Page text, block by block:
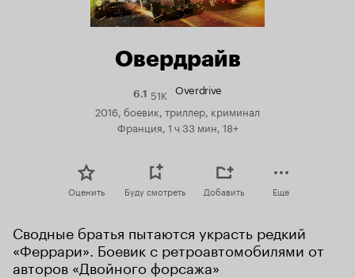
Овердрайв
6.1Рейтинг
51K Overdrive
2016, боевик, триллер, криминал
Франция, 1 ч 33 мин, 18+
Оценить Буду смотреть Добавить Еще
Сводные братья пытаются украсть редкий
«Феррари». Боевик с ретроавтомобилями от
авторов «Двойного форсажа»